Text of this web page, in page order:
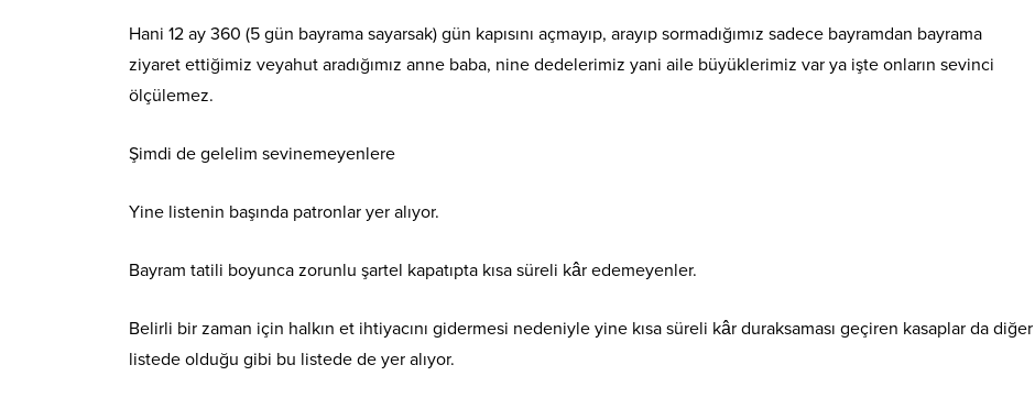
Hani 12 ay 360 (5 gün bayrama sayarsak) gün kapısını açmayıp, arayıp sormadığımız sadece bayramdan bayrama
ziyaret ettiğimiz veyahut aradığımız anne baba, nine dedelerimiz yani aile büyüklerimiz var ya işte onların sevinci
ölçülemez.
Şimdi de gelelim sevinemeyenlere
Yine listenin başında patronlar yer alıyor.
Bayram tatili boyunca zorunlu şartel kapatıpta kısa süreli kâr edemeyenler.
Belirli bir zaman için halkın et ihtiyacını gidermesi nedeniyle yine kısa süreli kâr duraksaması geçiren kasaplar da diğer
listede olduğu gibi bu listede de yer alıyor.